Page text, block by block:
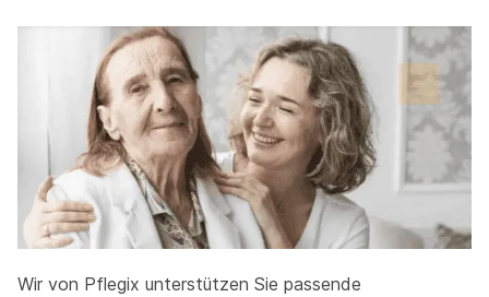
Wir von Pflegix unterstützen Sie passende